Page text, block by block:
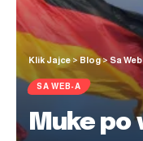
Klik Jajce >Blog>Sa
SA WEB-A
Muke po